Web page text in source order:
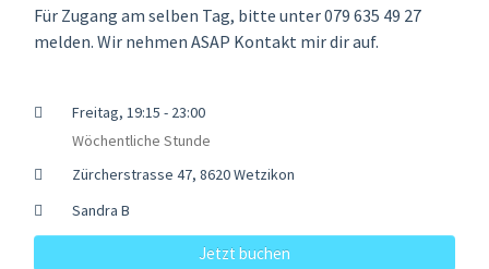
Für Zugang am selben Tag, bitte unter 079 635 49 27
melden. Wir nehmen ASAP Kontakt mir dir auf.
Freitag, 19:15 - 23:00
Wöchentliche Stunde
Zürcherstrasse 47, 8620 Wetzikon
Sandra B
Jetzt buchen